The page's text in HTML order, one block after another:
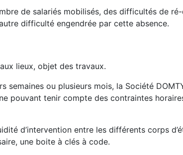
de salariés mobilisés, des difficultés de
difficulté engendrée par cette absence.
lieux, objet des travaux.
ou plusieurs mois, la Société
pouvant tenir compte des contraintes
d’intervention entre les différents corps
une boite à clés à code.